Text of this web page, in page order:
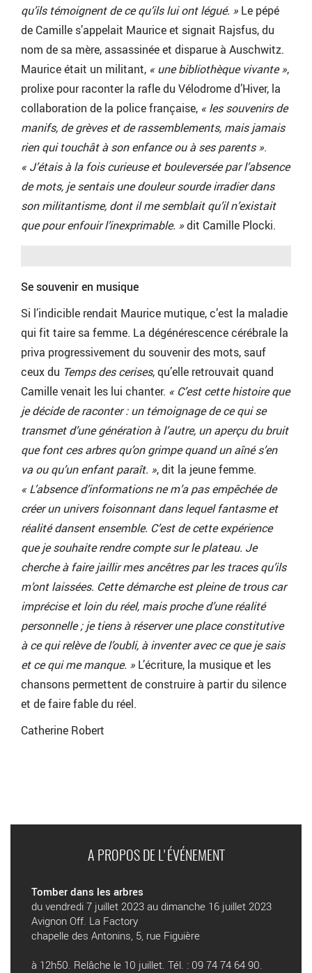
qu’ils témoignent de ce qu’ils lui ont légué. » Le pépé
de Camille s’appelait Maurice et signait Rajsfus, du
nom de sa mère, assassinée et disparue à Auschwitz.
Maurice était un militant, « une bibliothèque vivante »,
prolixe pour raconter la rafle du Vélodrome d’Hiver, la
collaboration de la police française, « les souvenirs de
manifs, de grèves et de rassemblements, mais jamais
rien qui touchât à son enfance ou à ses parents ».
« J’étais à la fois curieuse et bouleversée par l’absence
de mots, je sentais une douleur sourde irradier dans
son militantisme, dont il me semblait qu’il n’existait
que pour enfouir l’inexprimable. »dit Camille Plocki.
Se souvenir en musique
Si l’indicible rendait Maurice mutique, c’est la maladie
qui fit taire sa femme. La dégénérescence cérébrale la
priva progressivement du souvenir des mots, sauf
ceux du Temps des cerises, qu’elle retrouvait quand
Camille venait les lui chanter. « C’est cette histoire que
je décide de raconter : un témoignage de ce qui se
transmet d’une génération à l’autre, un aperçu du bruit
que font ces arbres qu’on grimpe quand un aîné s’en
va ou qu’un enfant paraît. », dit la jeune femme.
« L’absence d’informations ne m’a pas empêchée de
créer un univers foisonnant dans lequel fantasme et
réalité dansent ensemble. C’est de cette expérience
que je souhaite rendre compte sur le plateau. Je
cherche à faire jaillir mes ancêtres par les traces qu’ils
m’ont laissées. Cette démarche est pleine de trous car
imprécise et loin du réel, mais proche d’une réalité
personnelle ; je tiens à réserver une place constitutive
à ce qui relève de l’oubli, à inventer avec ce que je sais
et ce qui me manque. » L’écriture, la musique et les
chansons permettent de construire à partir du silence
et de faire fable du réel.
Catherine Robert
A PROPOS DE L'ÉVÉNEMENT
Tomber dans les arbres
du vendredi 7 juillet 2023 au dimanche 16 juillet 2023
Avignon Off. La Factory
chapelle des Antonins, 5, rue Figuière
à 12h50. Relâche le 10 juillet. Tél. : 09 74 74 64 90.